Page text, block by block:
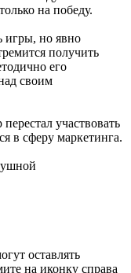
на победу.
игры, но явно
получить
его
своим
участвовать
в сферу маркетинга.
оставлять
на иконку справа